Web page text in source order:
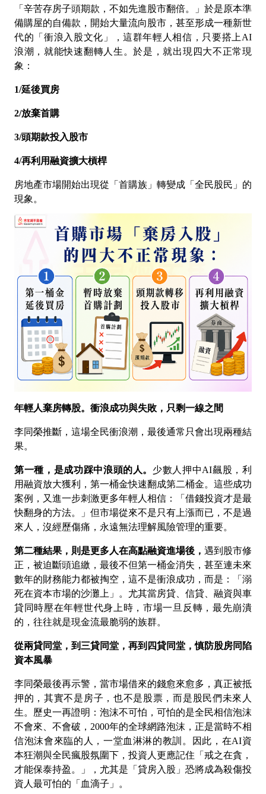
「辛苦存房子頭期款，不如先進股市翻倍。」於是原本準
備購屋的自備款，開始大量流向股市，甚至形成一種新世
代的「衝浪入股文化」，這群年輕人相信，只要搭上 AI
浪潮，就能快速翻轉人生。於是，就出現四大不正常現
象：
1/延後買房
2/放棄首購
3/頭期款投入股市
4/再利用融資擴大槓桿
房地產市場開始出現從「首購族」轉變成「全民股民」的
現象。
年輕人棄房轉股。衝浪成功與失敗，只剩一線之間
李同榮推斷，這場全民衝浪潮，最後通常只會出現兩種結
果。
第一種，是成功踩中浪頭的人。 少數人押中AI飆股，利
用融資放大獲利，第一桶金快速翻成第二桶金。這些成功
案例，又進一步刺激更多年輕人相信：「借錢投資才是最
快翻身的方法。」但市場從來不是只有上漲而已，不是過
來人，沒經歷傷痛，永遠無法理解風險管理的重要。
第二種結果，則是更多人在高點融資進場後， 遇到股市修
正，被迫斷頭追繳，最後不但第一桶金消失，甚至連未來
數年的財務能力都被掏空，這不是衝浪成功，而是：「溺
死在資本市場的沙灘上」。尤其當房貸、信貸、融資與車
貸同時壓在年輕世代身上時，市場一旦反轉，最先崩潰
的，往往就是現金流最脆弱的族群。
從兩貸同堂，到三貸同堂，再到四貸同堂，慎防股房同陷
資本風暴
李同榮最後再示警，當市場借來的錢愈來愈多，真正被抵
押的，其實不是房子，也不是股票，而是股民們未來人
生。歷史一再證明：泡沫不可怕，可怕的是全民相信泡沫
不會來、不會破， 2000年的全球網路泡沫，正是當時不相
信泡沫會來臨的人，一堂血淋淋的教訓。因此，在AI資
本狂潮與全民瘋股氛圍下，投資人更應記住「戒之在貪，
才能保泰持盈。」，尤其是「貸房入股」恐將成為殺傷投
資人最可怕的「 血滴子」。